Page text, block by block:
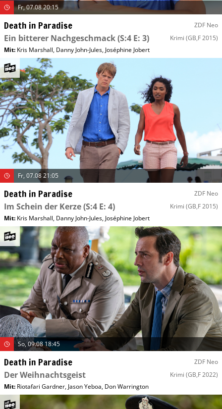
Fr, 07.08 20:15
Death in Paradise ZDF Neo
Ein bitterer Nachgeschmack(S:4 E: 3) Krimi (GB,F 2015)
Mit: Kris Marshall, Danny John-Jules, Joséphine Jobert
Fr, 07.08 21:05
Death in Paradise ZDF Neo
Im Schein der Kerze(S:4 E: 4) Krimi (GB,F 2015)
Mit: Kris Marshall, Danny John-Jules, Joséphine Jobert
So, 09.08 18:45
Death in Paradise ZDF Neo
Der Weihnachtsgeist Krimi (GB,F 2022)
Mit: Riotafari Gardner, Jason Yeboa, Don Warrington